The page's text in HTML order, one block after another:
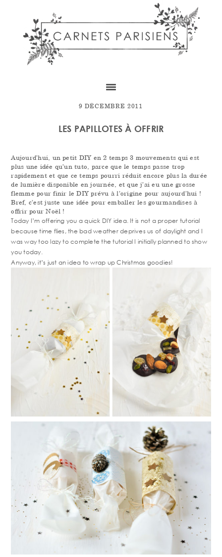
9 DÉCEMBRE 2011
LES PAPILLOTES À OFFRIR
Aujourd’hui, un petit DIY en 2 temps 3 mouvements qui est
plus une idée qu’un tuto, parce que le temps passe trop
rapidement et que ce temps pourri réduit encore plus la durée
de lumière disponible en journée, et que j’ai eu une grosse
flemme pour finir le DIY prévu à l’origine pour aujourd’hui !
Bref, c’est juste une idée pour emballer les gourmandises à
offrir pour Noël !
Today I’m offering you a quick DIY idea. It is not a proper tutorial
because time flies, the bad weather deprives us of daylight and I
was way too lazy to complete the tutorial I initially planned to show
you today.
Anyway, it’s just an idea to wrap up Christmas goodies!